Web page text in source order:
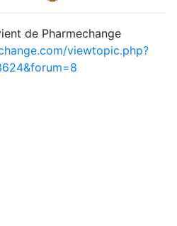
de Pharmechange
viewtopic.php?